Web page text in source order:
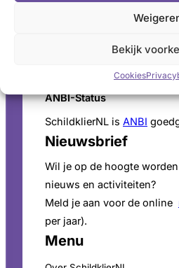
Bekijk
Cookies
Voor persinformatie en
perspagina.
ANBI-Status
SchildklierNL is ANBI
Nieuwsbrief
Wil je op de hoogte
nieuws en activiteiten?
Meld je aan voor de online
per jaar).
Menu